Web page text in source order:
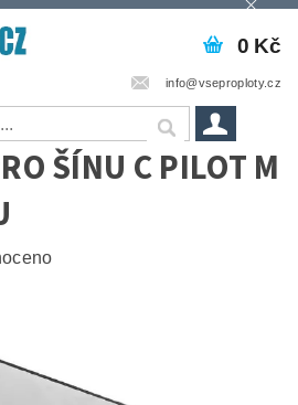
info@vseproploty.cz
0 Kč
ŠÍNU C PILOT M